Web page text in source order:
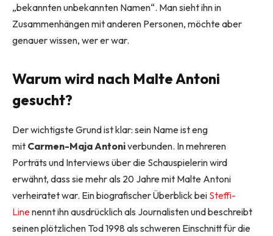
„bekannten unbekannten Namen“. Man sieht ihn in
Zusammenhängen mit anderen Personen, möchte aber
genauer wissen, wer er war.
Warum wird nach Malte Antoni
gesucht?
Der wichtigste Grund ist klar: sein Name ist eng
mit Carmen-Maja Antoniverbunden. In mehreren
Porträts und Interviews über die Schauspielerin wird
erwähnt, dass sie mehr als 20 Jahre mit Malte Antoni
verheiratet war. Ein biografischer Überblick bei Steffi-
Linenennt ihn ausdrücklich als Journalisten und beschreibt
seinen plötzlichen Tod 1998 als schweren Einschnitt für die